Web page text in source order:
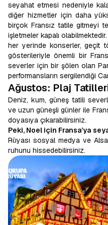
seyahat etmesi nedeniyle
diğer hizmetler için daha
birçok Fransız tatile gitmeyi
işletmeler kapalı
her yerinde konserler, geçit
gösterileriyle önemli bir
severler için bir şölen olan
performansların sergilendiği
Ağustos: Plaj
Deniz, kum, güneş tatili
ve uzun güneşli günler ile
doyasıya çıkarabilirsiniz.
Peki, Noel için Fransa’ya
Rüyası sosyal medya ve
ruhunu hissedebilirsiniz.